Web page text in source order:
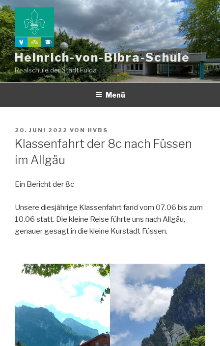
Zum
Inhalt
springen
Heinrich-von-Bibra-Schule
Realschule der Stadt Fulda
Menü
VERÖFFENTLICHT
AM
20. JUNI 2022 VON HVBS
Klassenfahrt der 8c nach Füssen
im Allgäu
Ein Bericht der 8c
Unsere diesjährige Klassenfahrt fand vom 07.06 bis zum
10.06 statt. Die kleine Reise führte uns nach Allgäu,
genauer gesagt in die kleine Kurstadt Füssen.